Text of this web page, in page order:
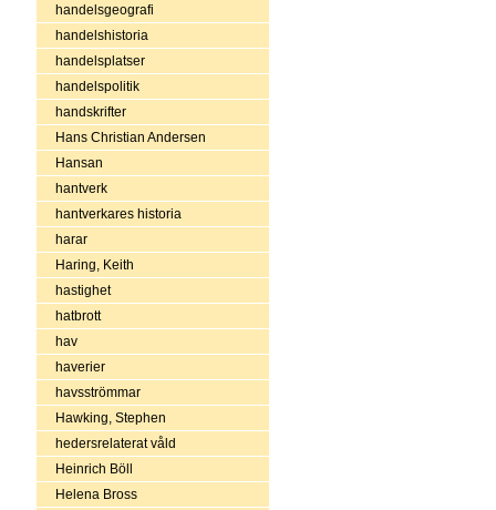
handelsgeografi
handelshistoria
handelsplatser
handelspolitik
handskrifter
Hans Christian Andersen
Hansan
hantverk
hantverkares historia
harar
Haring, Keith
hastighet
hatbrott
hav
haverier
havsströmmar
Hawking, Stephen
hedersrelaterat våld
Heinrich Böll
Helena Bross